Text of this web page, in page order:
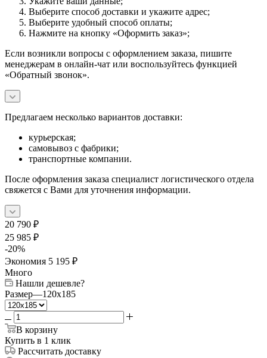
Выберите способ доставки и укажите адрес;
Выберите удобный способ оплаты;
Нажмите на кнопку «Оформить заказ»;
Если возникли вопросы с оформлением заказа, пишите
менеджерам в онлайн-чат или воспользуйтесь функцией
«Обратный звонок».
Предлагаем несколько вариантов доставки:
курьерская;
самовывоз с фабрики;
транспортные компании.
После оформления заказа специалист логистического отдела
свяжется с Вами для уточнения информации.
20 790 ₽
25 985 ₽
-20%
Экономия 5 195 ₽
Много
Нашли дешевле?
Размер—120x185
В корзину
Купить в 1 клик
Рассчитать доставку